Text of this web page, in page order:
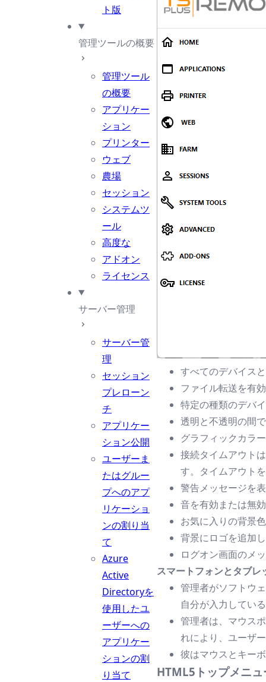
ト版
管理ツールの概要
管理ツール
の概要
アプリケー
ション
プリンター
ウェブ
農場
セッション
システムツ
ール
高度な
アドオン
ライセンス
サーバー管理
サーバー管
理
セッション
プレローン
チ
アプリケー
ション公開
ユーザーま
たはグルー
プへのアプ
リケーショ
ンの割り当
て
Azure
Active
Directoryを
使用したユ
ーザーへの
アプリケー
ションの割
り当て
すべてのデバイス
ファイル転送を有
特定の種類のデバ
透明と不透明の間
グラフィックカラ
接続タイムアウト
す。タイムアウト
警告メッセージを
音を有効または無
お気に入りの背景
背景にロゴを追加
ログオン画面のメ
スマートフォンとタブ
管理者がソフトウ
自分が入力してい
管理者は、マウス
れにより、ユーザ
彼はマウスとキー
HTML5トップメニ